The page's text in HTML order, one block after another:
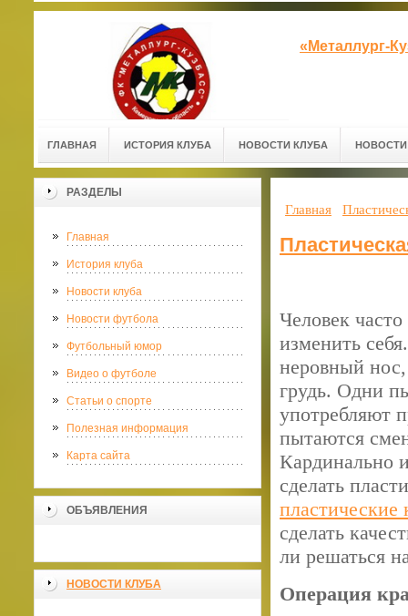
«Металлург-
ГЛАВНАЯ ИСТОРИЯ КЛУБА НОВОСТИ КЛУБА
РАЗДЕЛЫ
Главная
История клуба
Новости клуба
Новости футбола
Футбольный юмор
Видео о футболе
Статьи о спорте
Полезная информация
Карта сайта
ОБЪЯВЛЕНИЯ
НОВОСТИ КЛУБА
Главная
Человек
изменить
неровный
грудь. Одни
употребляют
пытаются
Кардинально
сделать
пластические
сделать
ли решаться
Операция